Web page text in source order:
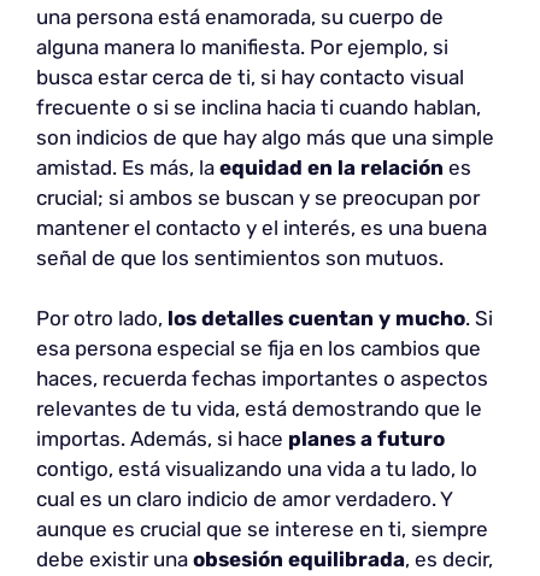
una persona está enamorada, su cuerpo de
alguna manera lo manifiesta. Por ejemplo, si
busca estar cerca de ti, si hay contacto visual
frecuente o si se inclina hacia ti cuando hablan,
son indicios de que hay algo más que una simple
amistad. Es más, la equidad en la relación es
crucial; si ambos se buscan y se preocupan por
mantener el contacto y el interés, es una buena
señal de que los sentimientos son mutuos.
Por otro lado, los detalles cuentan y mucho. Si
esa persona especial se fija en los cambios que
haces, recuerda fechas importantes o aspectos
relevantes de tu vida, está demostrando que le
importas. Además, si hace planes a futuro
contigo, está visualizando una vida a tu lado, lo
cual es un claro indicio de amor verdadero. Y
aunque es crucial que se interese en ti, siempre
debe existir una obsesión equilibrada, es decir,